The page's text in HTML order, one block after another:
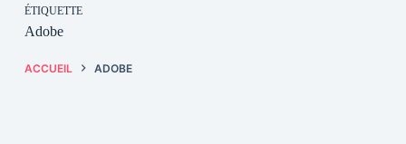
ÉTIQUETTE
Adobe
ACCUEIL ADOBE